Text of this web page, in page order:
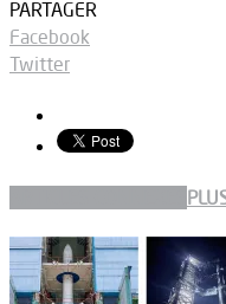
PARTAGER
Facebook
Twitter